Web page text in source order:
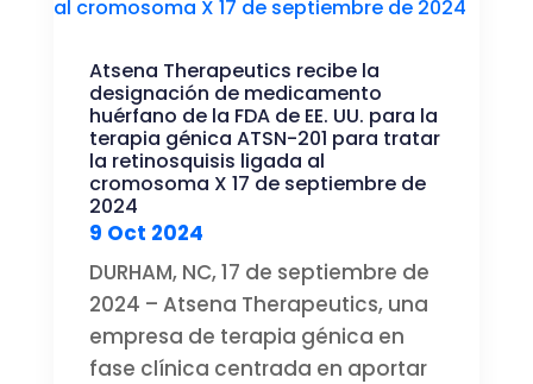
Atsena Therapeutics recibe la
designación de medicamento
huérfano de la FDA de EE. UU. para la
terapia génica ATSN-201 para tratar
la retinosquisis ligada al
cromosoma X 17 de septiembre de
2024
9 Oct 2024
DURHAM, NC, 17 de septiembre de
2024 – Atsena Therapeutics, una
empresa de terapia génica en
fase clínica centrada en aportar